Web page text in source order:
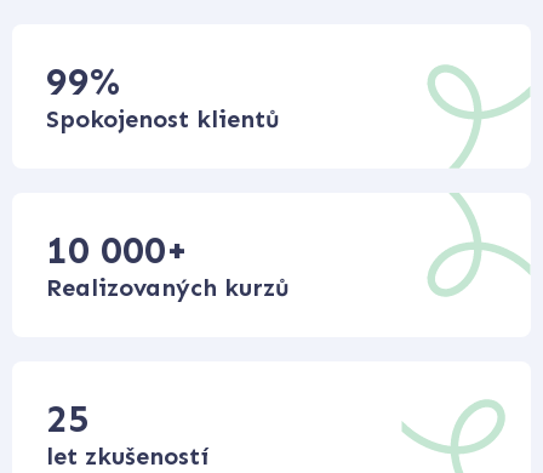
99%
Spokojenost klientů
10 000+
Realizovaných kurzů
25
let zkušeností